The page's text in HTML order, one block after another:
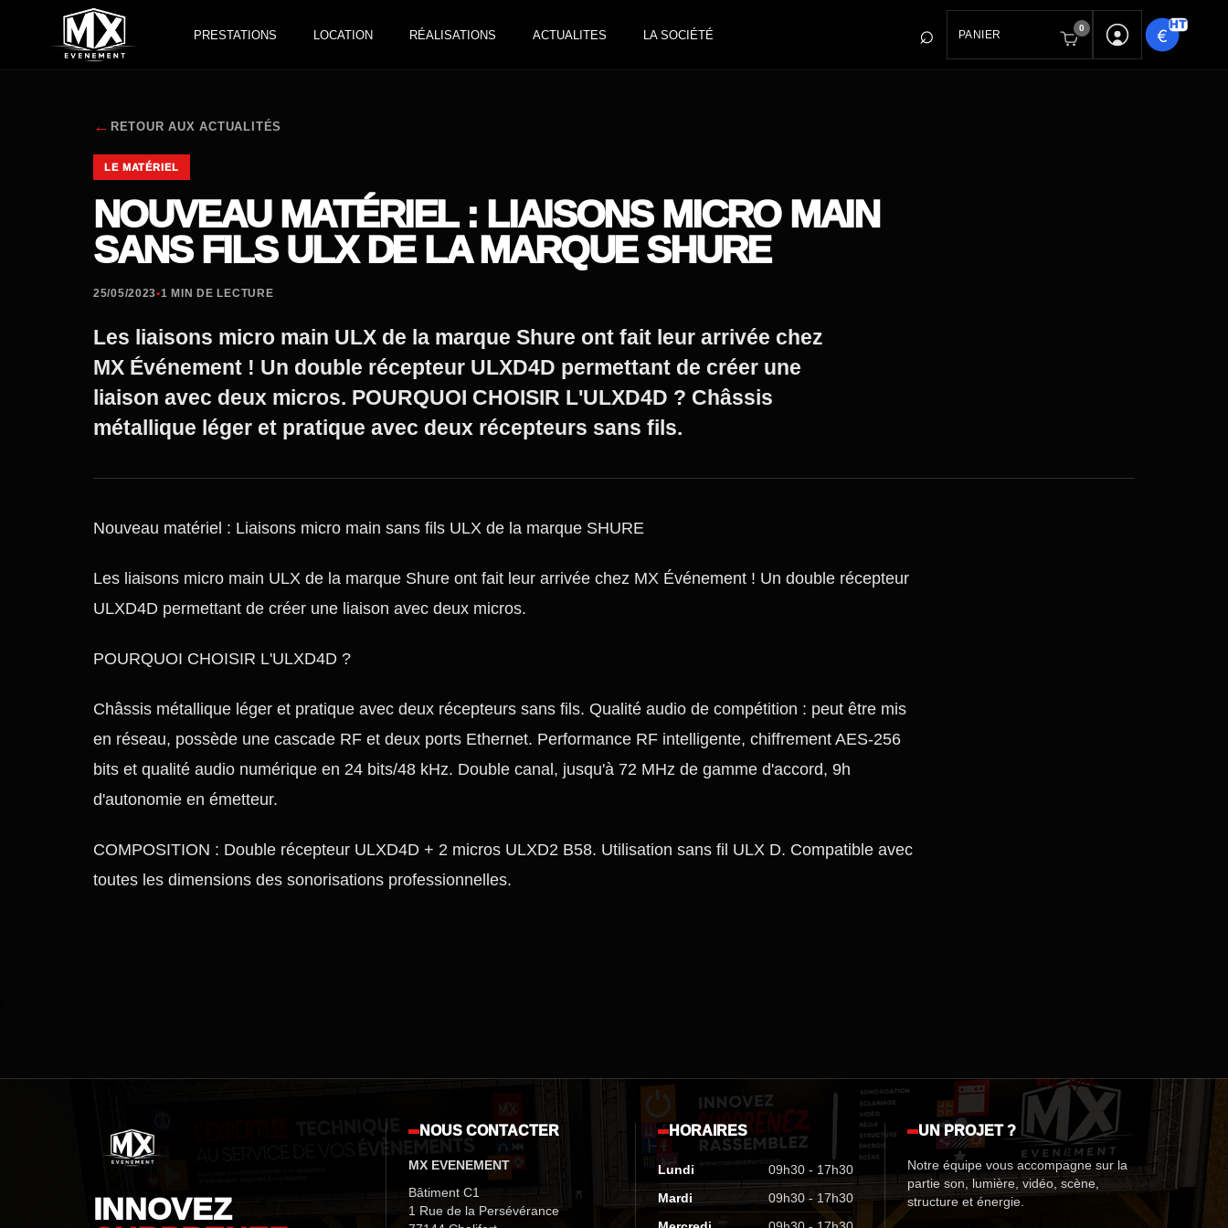
PRESTATIONS LOCATION RÉALISATIONS ACTUALITES LA SOCIÉTÉ PANIER
0
← RETOUR AUX ACTUALITÉS
LE MATÉRIEL
NOUVEAU MATÉRIEL : LIAISONS MICRO MAIN
SANS FILS ULX DE LA MARQUE SHURE
25/05/2023•1 MIN DE LECTURE
Les liaisons micro main ULX de la marque Shure ont fait leur arrivée chez
MX Événement ! Un double récepteur ULXD4D permettant de créer une
liaison avec deux micros. POURQUOI CHOISIR L'ULXD4D ? Châssis
métallique léger et pratique avec deux récepteurs sans fils.
Nouveau matériel : Liaisons micro main sans fils ULX de la marque SHURE
Les liaisons micro main ULX de la marque Shure ont fait leur arrivée chez MX Événement ! Un double récepteur
ULXD4D permettant de créer une liaison avec deux micros.
POURQUOI CHOISIR L'ULXD4D ?
Châssis métallique léger et pratique avec deux récepteurs sans fils. Qualité audio de compétition : peut être mis
en réseau, possède une cascade RF et deux ports Ethernet. Performance RF intelligente, chiffrement AES-256
bits et qualité audio numérique en 24 bits/48 kHz. Double canal, jusqu'à 72 MHz de gamme d'accord, 9h
d'autonomie en émetteur.
COMPOSITION : Double récepteur ULXD4D + 2 micros ULXD2 B58. Utilisation sans fil ULX D. Compatible avec
toutes les dimensions des sonorisations professionnelles.
INNOVEZ
NOUS CONTACTER
MX EVENEMENT
Bâtiment C1
1 Rue de la Persévérance
HORAIRES
Lundi
09h30 - 17h30
Mardi
09h30 - 17h30
UN PROJET ?
Notre équipe vous accompagne sur la
partie son, lumière, vidéo, scène,
structure et énergie.